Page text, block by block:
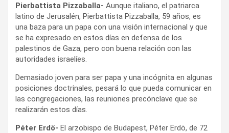
Pierbattista Pizzaballa- Aunque italiano, el patriarca
latino de Jerusalén, Pierbattista Pizzaballa, 59 años, es
una baza para un papa con una visión internacional y que
se ha expresado en estos días en defensa de los
palestinos de Gaza, pero con buena relación con las
autoridades israelíes.
Demasiado joven para ser papa y una incógnita en algunas
posiciones doctrinales, pesará lo que pueda comunicar en
las congregaciones, las reuniones precónclave que se
realizarán estos días.
Péter Erdö- El arzobispo de Budapest, Péter Erdö, de 72